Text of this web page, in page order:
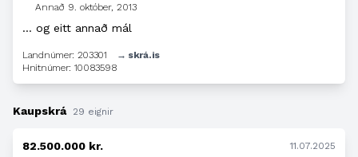
Annað 9. október, 2013
… og eitt annað mál
Landnúmer: 203301
→ skrá.is
Hnitnúmer: 10083598
Kaupskrá 29 eignir
82.500.000 kr.
11.07.2025